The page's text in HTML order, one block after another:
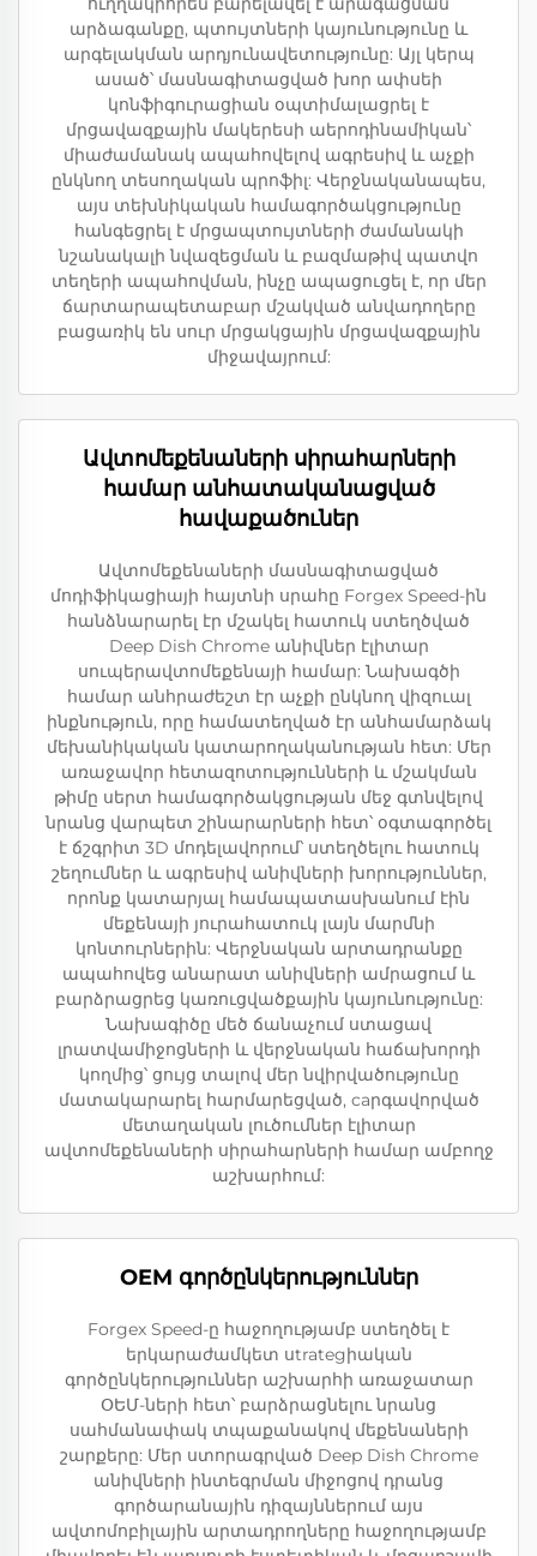
արձագանքը, պտույտների կայունությունը և
արգելակման արդյունավետությունը: Այլ կերպ
ասած՝ մասնագիտացված խոր ափսեի
կոնֆիգուրացիան օպտիմալացրել է
մրցավազքային մակերեսի աերոդինամիկան՝
միաժամանակ ապահովելով ագրեսիվ և աչքի
ընկնող տեսողական պրոֆիլ: Վերջնականապես,
այս տեխնիկական համագործակցությունը
հանգեցրել է մրցապտույտների ժամանակի
նշանակալի նվազեցման և բազմաթիվ պատվո
տեղերի ապահովման, ինչը ապացուցել է, որ մեր
ճարտարապետաբար մշակված անվադողերը
բացառիկ են սուր մրցակցային մրցավազքային
միջավայրում:
Ավտոմեքենաների սիրահարների
համար անհատականացված
հավաքածուներ
Ավտոմեքենաների մասնագիտացված
մոդիֆիկացիայի հայտնի սրահը Forgex Speed-ին
հանձնարարել էր մշակել հատուկ ստեղծված
Deep Dish Chrome անիվներ էլիտար
սուպերավտոմեքենայի համար: Նախագծի
համար անհրաժեշտ էր աչքի ընկնող վիզուալ
ինքնություն, որը համատեղված էր անհամարձակ
մեխանիկական կատարողականության հետ: Մեր
առաջավոր հետազոտությունների և մշակման
թիմը սերտ համագործակցության մեջ գտնվելով
նրանց վարպետ շինարարների հետ՝ օգտագործել
է ճշգրիտ 3D մոդելավորում՝ ստեղծելու հատուկ
շեղումներ և ագրեսիվ անիվների խորություններ,
որոնք կատարյալ համապատասխանում էին
մեքենայի յուրահատուկ լայն մարմնի
կոնտուրներին: Վերջնական արտադրանքը
ապահովեց անարատ անիվների ամրացում և
բարձրացրեց կառուցվածքային կայունությունը:
Նախագիծը մեծ ճանաչում ստացավ
լրատվամիջոցների և վերջնական հաճախորդի
կողմից՝ ցույց տալով մեր նվիրվածությունը
մատակարարել հարմարեցված, caրգավորված
մետաղական լուծումներ էլիտար
ավտոմեքենաների սիրահարների համար ամբողջ
աշխարհում:
OEM գործընկերություններ
Forgex Speed-ը հաջողությամբ ստեղծել է
երկարաժամկետ սtrategիական
գործընկերություններ աշխարհի առաջատար
ՕԵՄ-ների հետ՝ բարձրացնելու նրանց
սահմանափակ տպաքանակով մեքենաների
շարքերը: Մեր ստորագրված Deep Dish Chrome
անիվների ինտեգրման միջոցով դրանց
գործարանային դիզայններում այս
ավտոմոբիլային արտադրողները հաջողությամբ